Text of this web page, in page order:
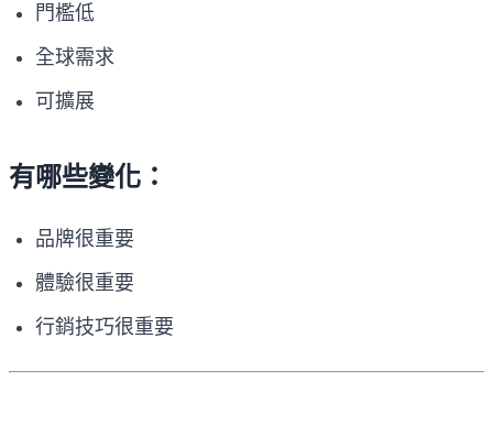
門檻低
全球需求
可擴展
有哪些變化：
品牌很重要
體驗很重要
行銷技巧很重要